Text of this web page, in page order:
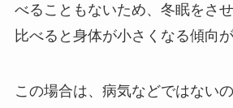
べることもないため、冬眠をさ
比べると身体が小さくなる傾向が
この場合は、病気などではない